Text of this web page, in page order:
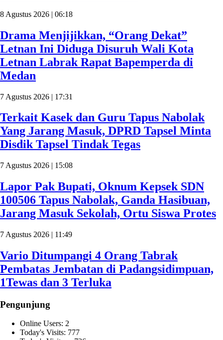
8 Agustus 2026 | 06:18
Drama Menjijikkan, “Orang Dekat”
Letnan Ini Diduga Disuruh Wali Kota
Letnan Labrak Rapat Bapemperda di
Medan
7 Agustus 2026 | 17:31
Terkait Kasek dan Guru Tapus Nabolak
Yang Jarang Masuk, DPRD Tapsel Minta
Disdik Tapsel Tindak Tegas
7 Agustus 2026 | 15:08
Lapor Pak Bupati, Oknum Kepsek SDN
100506 Tapus Nabolak, Ganda Hasibuan,
Jarang Masuk Sekolah, Ortu Siswa Protes
7 Agustus 2026 | 11:49
Vario Ditumpangi 4 Orang Tabrak
Pembatas Jembatan di Padangsidimpuan,
1Tewas dan 3 Terluka
Pengunjung
Online Users: 2
Today's Visits: 777